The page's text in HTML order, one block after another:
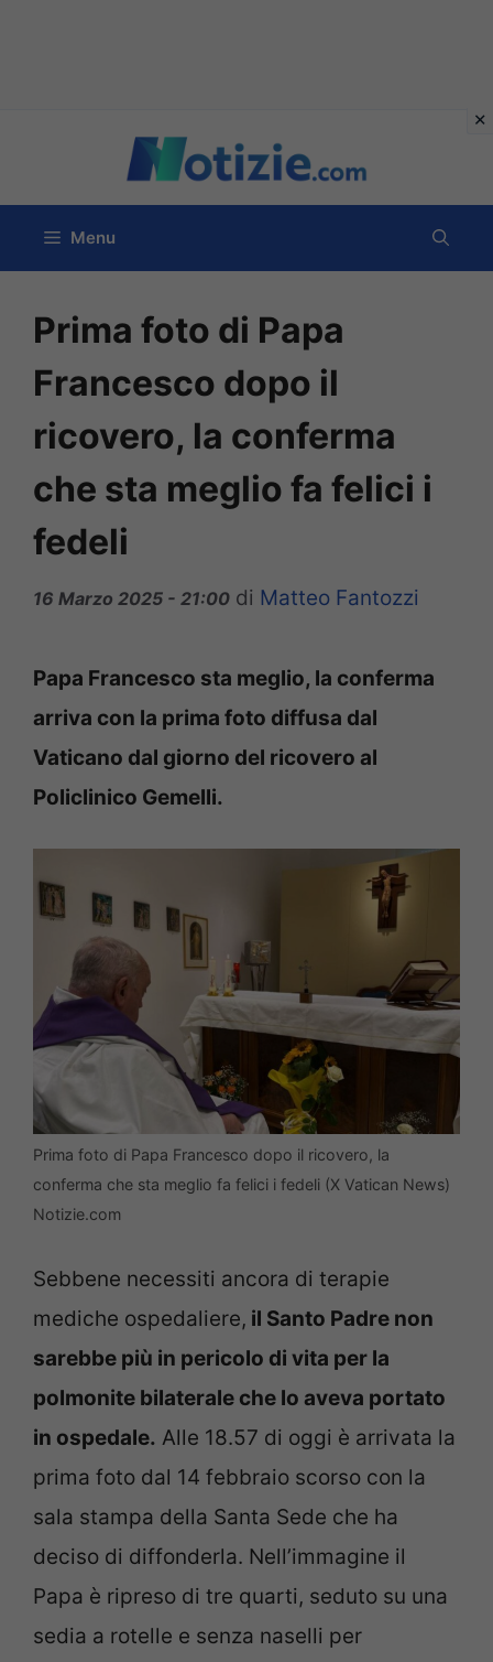
contenuto
Menu
Prima foto di Papa
Francesco dopo il
ricovero, la conferma
che sta meglio fa felici i
fedeli
16 Marzo 2025 - 21:00 di Matteo Fantozzi
Papa Francesco sta meglio, la conferma
arriva con la prima foto diffusa dal
Vaticano dal giorno del ricovero al
Policlinico Gemelli.
Prima foto di Papa Francesco dopo il ricovero, la
conferma che sta meglio fa felici i fedeli (X Vatican News)
Notizie.com
Sebbene necessiti ancora di terapie
mediche ospedaliere, il Santo Padre non
sarebbe più in pericolo di vita per la
polmonite bilaterale che lo aveva portato
in ospedale. Alle 18.57 di oggi è arrivata la
prima foto dal 14 febbraio scorso con la
sala stampa della Santa Sede che ha
deciso di diffonderla. Nell’immagine il
Papa è ripreso di tre quarti, seduto su una
sedia a rotelle e senza naselli per